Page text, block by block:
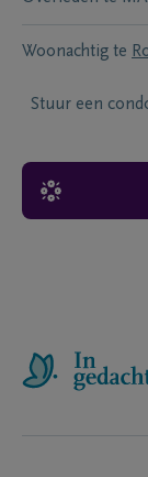
Woonachtig te
Stuur een